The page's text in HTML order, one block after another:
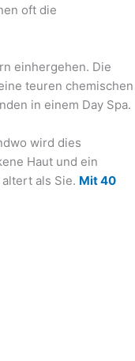
oft die
einhergehen. Die
teuren chemischen
in einem Day Spa.
wird dies
Haut und ein
als Sie. Mit 40